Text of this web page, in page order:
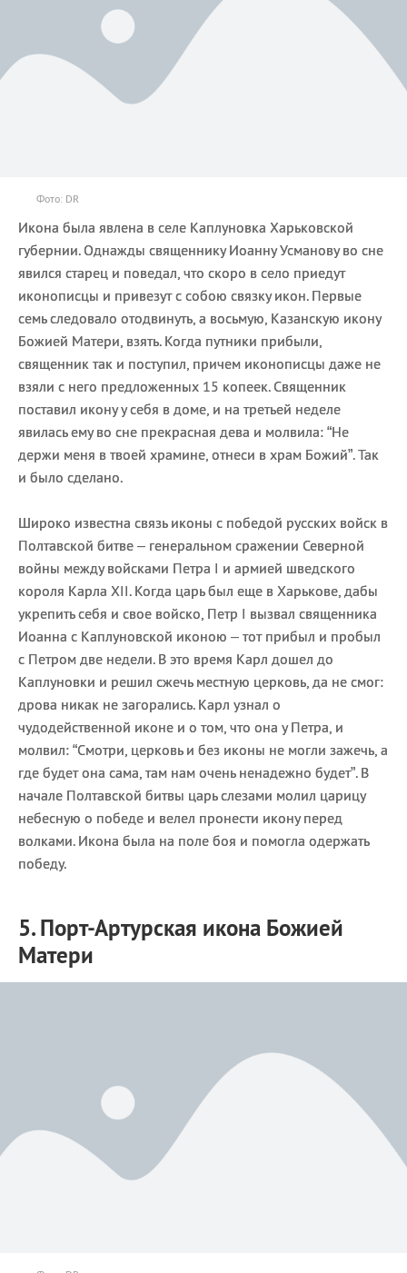
Фото: DR
Икона была явлена в селе Каплуновка Харьковской
губернии. Однажды священнику Иоанну Усманову во сне
явился старец и поведал, что скоро в село приедут
иконописцы и привезут с собою связку икон. Первые
семь следовало отодвинуть, а восьмую, Казанскую икону
Божией Матери, взять. Когда путники прибыли,
священник так и поступил, причем иконописцы даже не
взяли с него предложенных 15 копеек. Священник
поставил икону у себя в доме, и на третьей неделе
явилась ему во сне прекрасная дева и молвила: “Не
держи меня в твоей храмине, отнеси в храм Божий”. Так
и было сделано.
Широко известна связь иконы с победой русских войск в
Полтавской битве – генеральном сражении Северной
войны между войсками Петра I и армией шведского
короля Карла XII. Когда царь был еще в Харькове, дабы
укрепить себя и свое войско, Петр I вызвал священника
Иоанна с Каплуновской иконою – тот прибыл и пробыл
с Петром две недели. В это время Карл дошел до
Каплуновки и решил сжечь местную церковь, да не смог:
дрова никак не загорались. Карл узнал о
чудодейственной иконе и о том, что она у Петра, и
молвил: “Смотри, церковь и без иконы не могли зажечь, а
где будет она сама, там нам очень ненадежно будет”. В
начале Полтавской битвы царь слезами молил царицу
небесную о победе и велел пронести икону перед
волками. Икона была на поле боя и помогла одержать
победу.
5. Порт-Артурская икона Божией
Матери